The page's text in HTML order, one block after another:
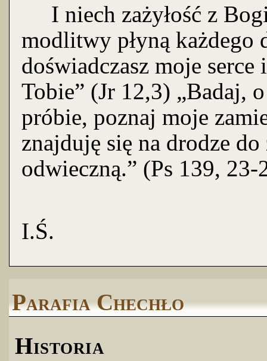
Parafia Chechło
Historia
I niech zażyłość z
modlitwy płyną każdego
doświadczasz moje
Tobie” (Jr 12,3) „Badaj,
próbie, poznaj moje
znajduję się na drodze
odwieczną.” (Ps 139, 23-
I.Ś.